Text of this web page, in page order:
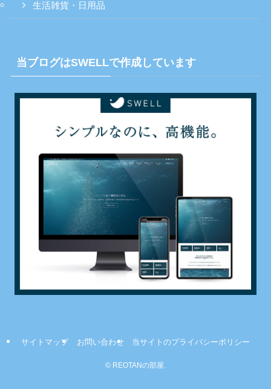
生活雑貨・日用品
当ブログはSWELLで作成しています
サイトマップ お問い合わせ 当サイトのプライバシーポリシー
© REOTANの部屋.